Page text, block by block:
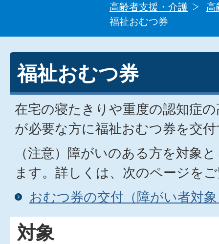
高齢者支援・介護
高
福祉おむつ券
福祉おむつ券
在宅の寝たきりや重度の認知症
が必要な方に福祉おむつ券を交
（注意）障がいのある方を対象
ます。詳しくは、次のページを
おむつ券の交付（障がい者対
対象